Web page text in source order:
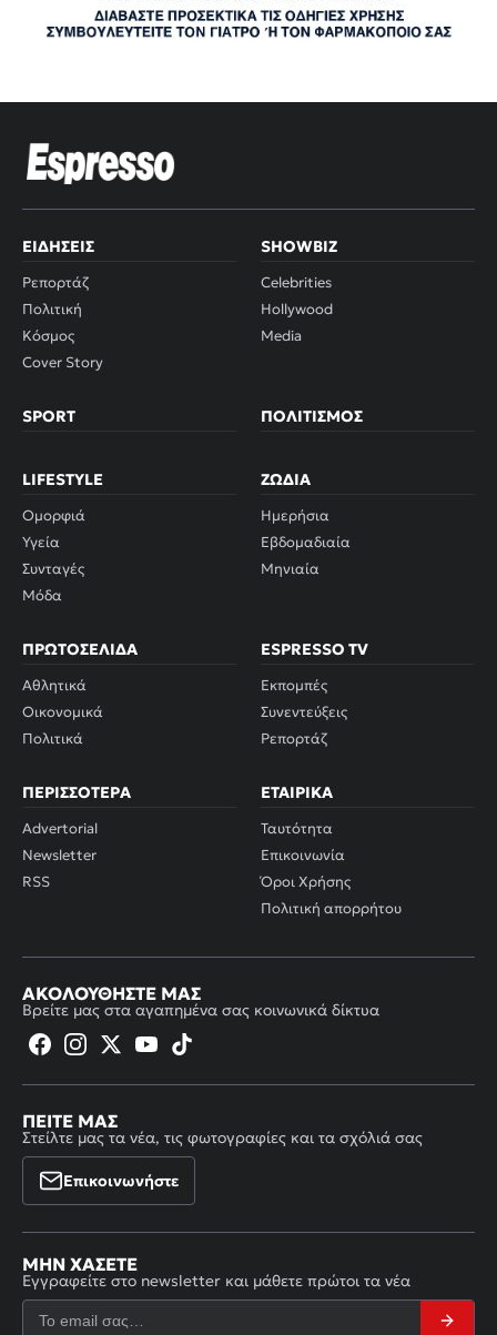
ΕΙΔΉΣΕΙΣ
Ρεπορτάζ
Πολιτική
Κόσμος
Cover Story
SHOWBIZ
Celebrities
Hollywood
Media
SPORT ΠΟΛΙΤΙΣΜΌΣ
LIFESTYLE
Ομορφιά
Υγεία
Συνταγές
Μόδα
ΖΏΔΙΑ
Ημερήσια
Εβδομαδιαία
Μηνιαία
ΠΡΩΤΟΣΈΛΙΔΑ
Αθλητικά
Οικονομικά
Πολιτικά
ESPRESSO TV
Εκπομπές
Συνεντεύξεις
Ρεπορτάζ
ΠΕΡΙΣΣΌΤΕΡΑ
Advertorial
Newsletter
RSS
ΕΤΑΙΡΙΚΆ
Ταυτότητα
Επικοινωνία
Όροι Χρήσης
Πολιτική απορρήτου
ΑΚΟΛΟΥΘΉΣΤΕ ΜΑΣ
Βρείτε μας στα αγαπημένα σας κοινωνικά δίκτυα
ΠΕΊΤΕ ΜΑΣ
Στείλτε μας τα νέα, τις φωτογραφίες και τα σχόλιά σας
Επικοινωνήστε
ΜΗΝ ΧΆΣΕΤΕ
Εγγραφείτε στο newsletter και μάθετε πρώτοι τα νέα